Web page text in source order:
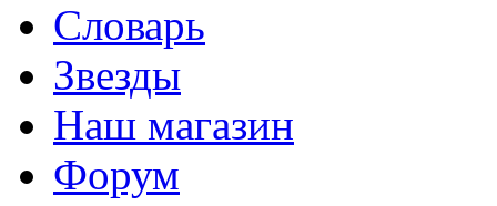
Словарь
Звезды
Наш магазин
Форум